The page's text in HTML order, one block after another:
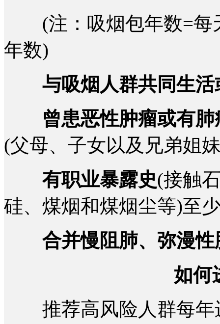
(注：吸烟包年数=每
年数)
与吸烟人群共同生
曾患恶性肿瘤或有
(父母、子女以及兄弟姐
有职业暴露史(接触
硅、煤烟和煤烟尘等)至
合并慢阻肺、弥漫
如何
推荐高风险人群每年